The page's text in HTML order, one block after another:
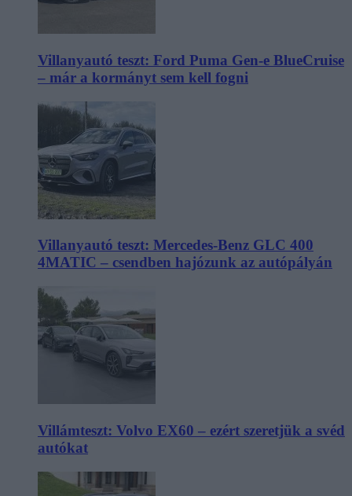
Villanyautó teszt: Ford Puma Gen-e BlueCruise
– már a kormányt sem kell fogni
Villanyautó teszt: Mercedes-Benz GLC 400
4MATIC – csendben hajózunk az autópályán
Villámteszt: Volvo EX60 – ezért szeretjük a svéd
autókat